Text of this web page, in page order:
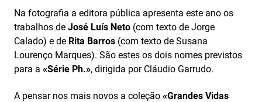
Na fotografia a editora pública apresenta este ano os
trabalhos de José Luís Neto (com texto de Jorge
Calado) e de Rita Barros (com texto de Susana
Lourenço Marques). São estes os dois nomes previstos
para a «Série Ph.», dirigida por Cláudio Garrudo.
A pensar nos mais novos a coleção «Grandes Vidas